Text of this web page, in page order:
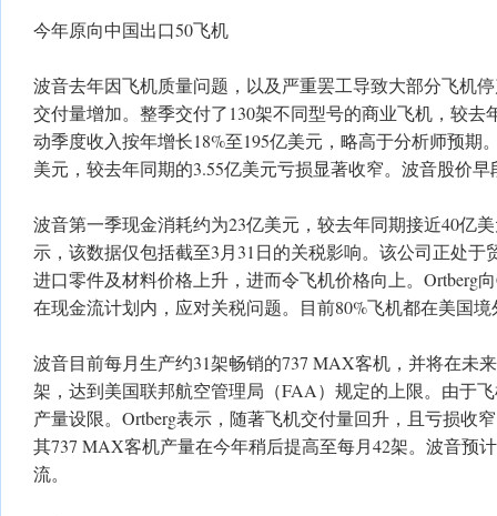
今年原向中国出口50飞机
波音去年因飞机质量问题，以及严重罢工导致大部分飞机
交付量增加。整季交付了130架不同型号的商业飞机，较去
动季度收入按年增长18%至195亿美元，略高于分析师预期
美元，较去年同期的3.55亿美元亏损显著收窄。波音股价早
波音第一季现金消耗约为23亿美元，较去年同期接近40亿
示，该数据仅包括截至3月31日的关税影响。该公司正处于
进口零件及材料价格上升，进而令飞机价格向上。Ortberg
在现金流计划内，应对关税问题。目前80%飞机都在美国
波音目前每月生产约31架畅销的737 MAX客机，并将在未
架，达到美国联邦航空管理局（FAA）规定的上限。由于
产量设限。Ortberg表示，随著飞机交付量回升，且亏损收
其737 MAX客机产量在今年稍后提高至每月42架。波音预
流。